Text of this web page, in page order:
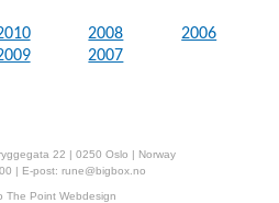
2008
2007
2006
22 | 0250 Oslo | Norway
| E-post: rune@bigbox.no
The Point Webdesign